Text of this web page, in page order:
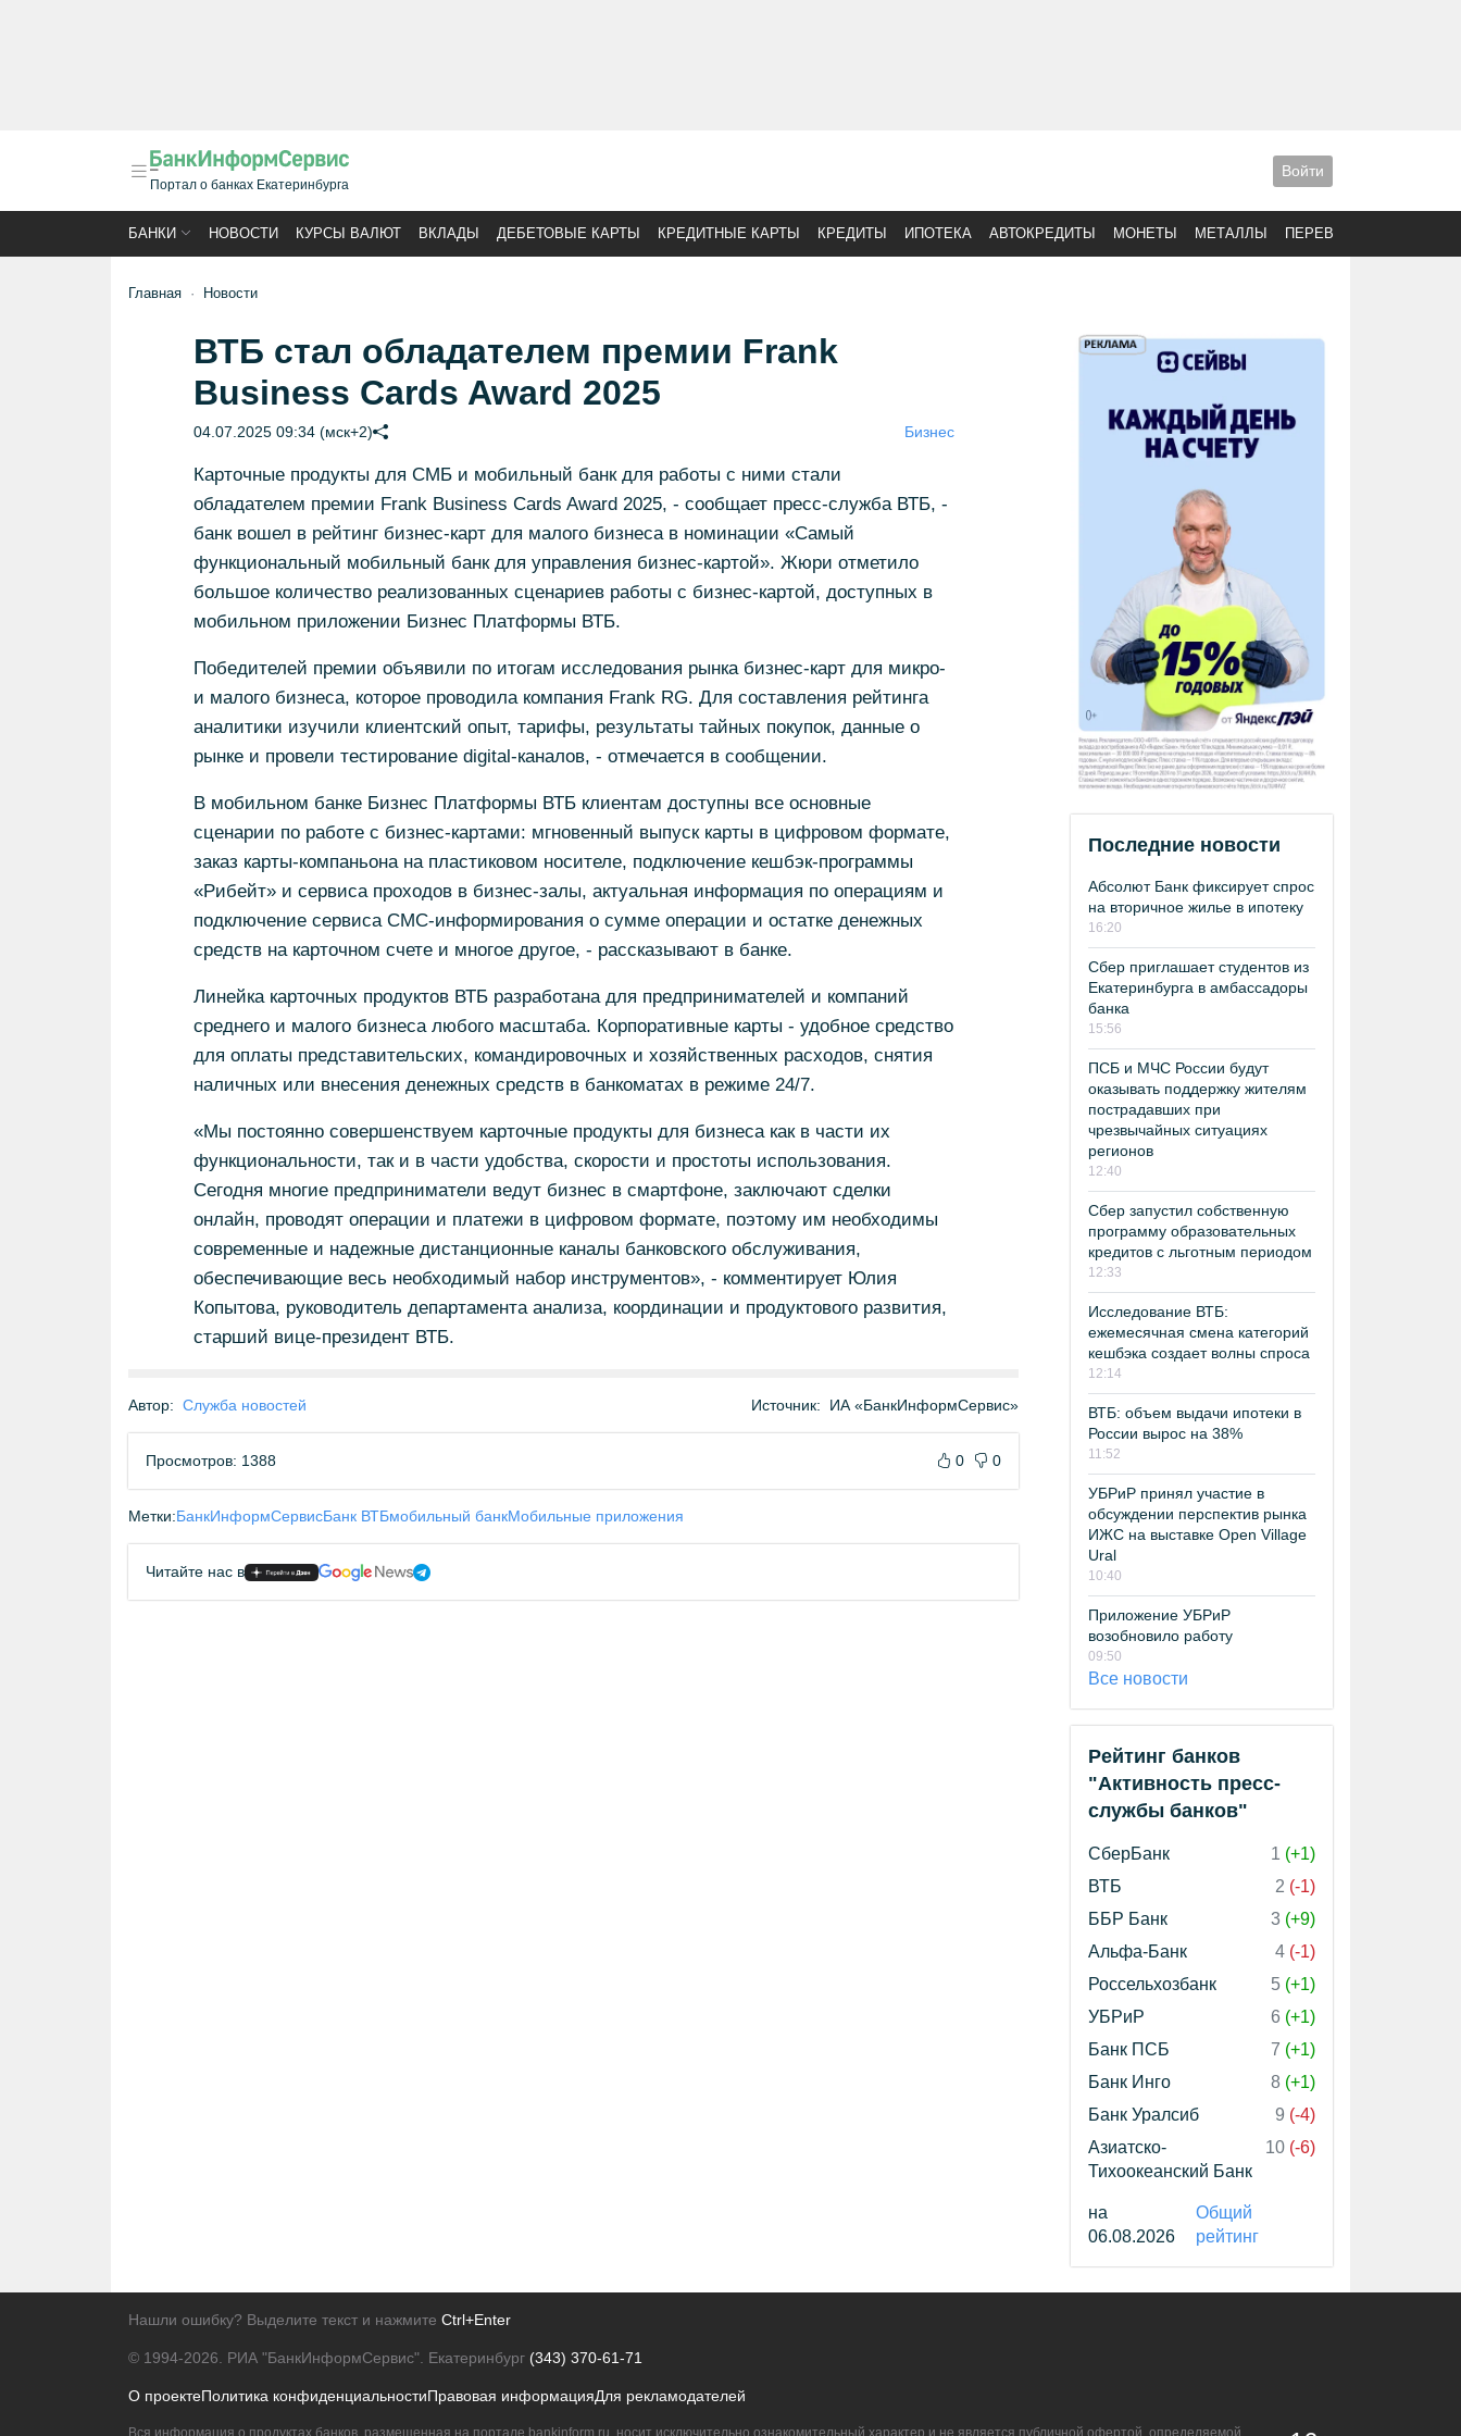
Портал о банках Екатеринбурга
Войти
БАНКИ НОВОСТИ КУРСЫ ВАЛЮТ ВКЛАДЫ ДЕБЕТОВЫЕ КАРТЫ КРЕДИТНЫЕ КАРТЫ КРЕДИТЫ ИПОТЕКА АВТОКРЕДИТЫ МОНЕТЫ МЕТАЛЛЫ ПЕРЕВОДЫ
Главная Новости
ВТБ стал обладателем премии Frank
Business Cards Award 2025
04.07.2025 09:34 (мск+2) Бизнес
Карточные продукты для СМБ и мобильный банк для работы с ними стали
обладателем премии Frank Business Cards Award 2025, - сообщает пресс-служба ВТБ, -
банк вошел в рейтинг бизнес-карт для малого бизнеса в номинации «Самый
функциональный мобильный банк для управления бизнес-картой». Жюри отметило
большое количество реализованных сценариев работы с бизнес-картой, доступных в
мобильном приложении Бизнес Платформы ВТБ.
Победителей премии объявили по итогам исследования рынка бизнес-карт для микро-
и малого бизнеса, которое проводила компания Frank RG. Для составления рейтинга
аналитики изучили клиентский опыт, тарифы, результаты тайных покупок, данные о
рынке и провели тестирование digital-каналов, - отмечается в сообщении.
В мобильном банке Бизнес Платформы ВТБ клиентам доступны все основные
сценарии по работе с бизнес-картами: мгновенный выпуск карты в цифровом формате,
заказ карты-компаньона на пластиковом носителе, подключение кешбэк-программы
«Рибейт» и сервиса проходов в бизнес-залы, актуальная информация по операциям и
подключение сервиса СМС-информирования о сумме операции и остатке денежных
средств на карточном счете и многое другое, - рассказывают в банке.
Линейка карточных продуктов ВТБ разработана для предпринимателей и компаний
среднего и малого бизнеса любого масштаба. Корпоративные карты - удобное средство
для оплаты представительских, командировочных и хозяйственных расходов, снятия
наличных или внесения денежных средств в банкоматах в режиме 24/7.
«Мы постоянно совершенствуем карточные продукты для бизнеса как в части их
функциональности, так и в части удобства, скорости и простоты использования.
Сегодня многие предприниматели ведут бизнес в смартфоне, заключают сделки
онлайн, проводят операции и платежи в цифровом формате, поэтому им необходимы
современные и надежные дистанционные каналы банковского обслуживания,
обеспечивающие весь необходимый набор инструментов», - комментирует Юлия
Копытова, руководитель департамента анализа, координации и продуктового развития,
старший вице-президент ВТБ.
Автор: Служба новостей Источник: ИА «БанкИнформСервис»
Просмотров: 1388 0 0
Метки:БанкИнформСервисБанк ВТБмобильный банкМобильные приложения
Читайте нас в
Последние новости
Абсолют Банк фиксирует спрос
на вторичное жилье в ипотеку
16:20
Сбер приглашает студентов из
Екатеринбурга в амбассадоры
банка
15:56
ПСБ и МЧС России будут
оказывать поддержку жителям
пострадавших при
чрезвычайных ситуациях
регионов
12:40
Сбер запустил собственную
программу образовательных
кредитов с льготным периодом
12:33
Исследование ВТБ:
ежемесячная смена категорий
кешбэка создает волны спроса
12:14
ВТБ: объем выдачи ипотеки в
России вырос на 38%
11:52
УБРиР принял участие в
обсуждении перспектив рынка
ИЖС на выставке Open Village
Ural
10:40
Приложение УБРиР
возобновило работу
09:50
Все новости
Рейтинг банков
"Активность пресс-
службы банков"
СберБанк 1 (+1)
ВТБ
2 (-1)
ББР Банк
3 (+9)
Альфа-Банк
4 (-1)
Россельхозбанк
5 (+1)
УБРиР
6 (+1)
Банк ПСБ
7 (+1)
Банк Инго
8 (+1)
Банк Уралсиб
9 (-4)
Азиатско-
Тихоокеанский Банк
10 (-6)
на
06.08.2026
Общий
рейтинг
Нашли ошибку? Выделите текст и нажмите Ctrl+Enter
© 1994-2026. РИА "БанкИнформСервис". Екатеринбург (343) 370-61-71
О проектеПолитика конфиденциальностиПравовая информацияДля рекламодателей
Вся информация о продуктах банков, размещенная на портале bankinform.ru, носит исключительно ознакомительный характер и не является публичной офертой, определяемой